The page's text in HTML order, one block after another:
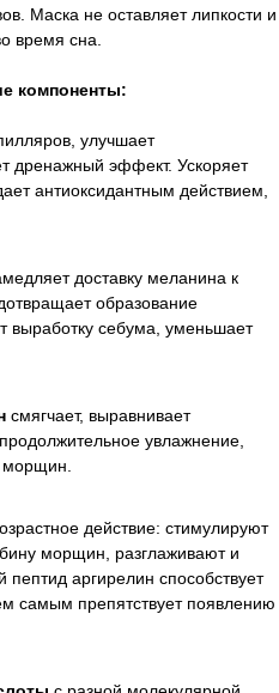
Маска не оставляет липкости и
время сна.
компоненты:
улучшает
дренажный эффект. Ускоряет
антиоксидантным действием,
доставку меланина к
образование
выработку себума, уменьшает
смягчает, выравнивает
увлажнение,
морщин.
действие: стимулируют
морщин, разглаживают и
пептид аргирелин способствует
самым препятствует появлению